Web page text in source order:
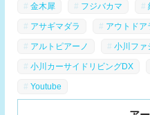
金木犀 フジバカマ
アサギマダラ アウトドア
アルトピアーノ 小川ファ
小川カーサイドリビングDX
Youtube